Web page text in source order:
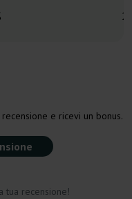
e ricevi un bonus.
tua recensione!